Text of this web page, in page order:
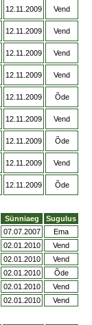
12.11.2009 Vend
12.11.2009 Vend
12.11.2009 Vend
12.11.2009 Vend
12.11.2009 Õde
12.11.2009 Vend
12.11.2009 Õde
12.11.2009 Vend
12.11.2009 Õde
Sünniaeg
Sugulus
07.07.2007
Ema
02.01.2010
Vend
02.01.2010
Vend
02.01.2010
Õde
02.01.2010
Vend
02.01.2010
Vend